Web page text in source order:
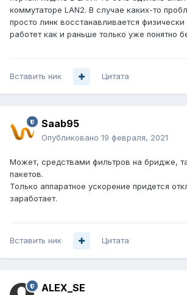
коммутаторе LAN2. В случае каких-то
просто линк восстанавливается физически
работет как и раньше только уже понятно
Вставить ник Цитата
Saab95
Опубликовано 19 февраля, 2021
Может, средствами фильтров на бридже,
пакетов.
Только аппаратное ускорение придется
заработает.
Вставить ник Цитата
ALEX_SE